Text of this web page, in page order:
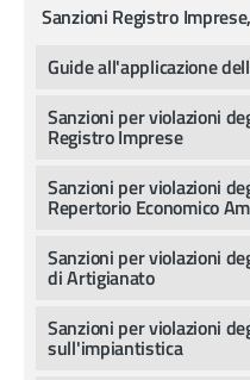
Sanzioni Registro
Guide all'applicazione
Sanzioni per violazioni
Registro Imprese
Sanzioni per violazioni
Repertorio Economico
Sanzioni per violazioni
di Artigianato
Sanzioni per violazioni
sull'impiantistica